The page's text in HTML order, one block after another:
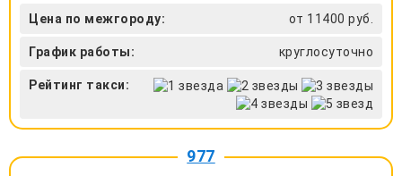
Цена по межгороду: от 11400 руб.
График работы: круглосуточно
Рейтинг такси:
977